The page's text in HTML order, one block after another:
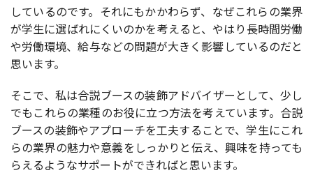
しているのです。それにもかかわらず、なぜこれらの業界
が学生に選ばれにくいのかを考えると、やはり長時間労働
や労働環境、給与などの問題が大きく影響しているのだと
思います。
そこで、私は合説ブースの装飾アドバイザーとして、少し
でもこれらの業種のお役に立つ方法を考えています。合説
ブースの装飾やアプローチを工夫することで、学生にこれ
らの業界の魅力や意義をしっかりと伝え、興味を持っても
らえるようなサポートができればと思います。